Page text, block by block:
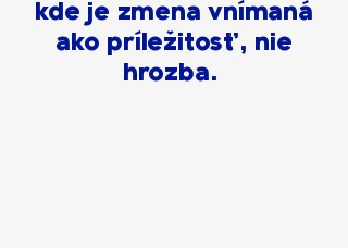
kde je zmena vnímaná
ako príležitosť, nie
hrozba.